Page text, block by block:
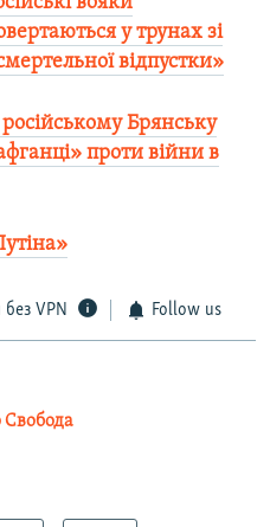
у трунах зі
відпустки»
Брянську
проти війни в
VPN Follow us
Свобода